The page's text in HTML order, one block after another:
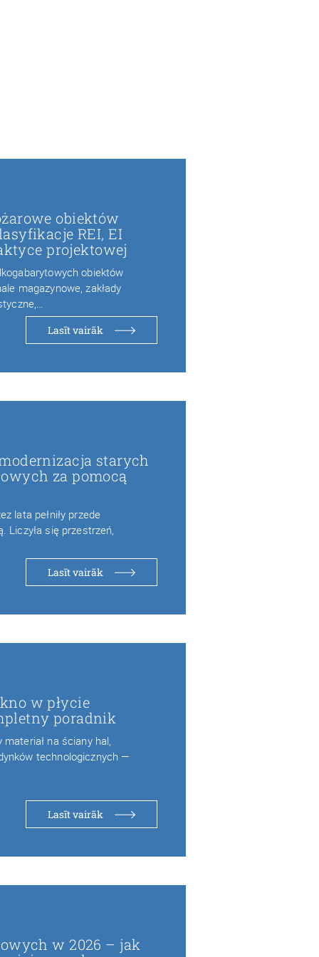
obiektów
REI, EI
projektowej
obiektów
magazynowe, zakłady
Lasīt vairāk
starych
za pomocą
lata pełniły przede
Liczyła się przestrzeń,
Lasīt vairāk
w płycie
poradnik
na ściany hal,
technologicznych —
Lasīt vairāk
w 2026 – jak